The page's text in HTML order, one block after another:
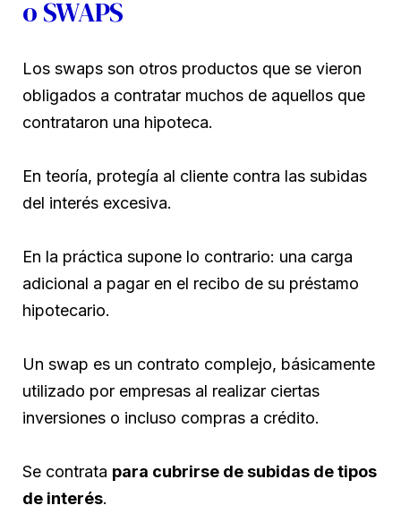
o SWAPS
Los swaps son otros productos que se vieron
obligados a contratar muchos de aquellos que
contrataron una hipoteca.
En teoría, protegía al cliente contra las subidas
del interés excesiva.
En la práctica supone lo contrario: una carga
adicional a pagar en el recibo de su préstamo
hipotecario.
Un swap es un contrato complejo, básicamente
utilizado por empresas al realizar ciertas
inversiones o incluso compras a crédito.
Se contrata para cubrirse de subidas de tipos
de interés.